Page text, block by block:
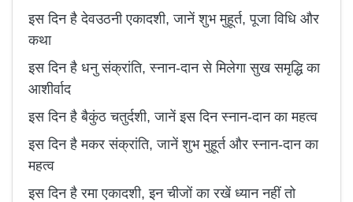
इस दिन है देवउठनी एकादशी, जानें शुभ मुहूर्त, पूजा विधि और
कथा
इस दिन है धनु संक्रांति, स्नान-दान से मिलेगा सुख समृद्धि का
आशीर्वाद
इस दिन है बैकुंठ चतुर्दशी, जानें इस दिन स्नान-दान का महत्व
इस दिन है मकर संक्रांति, जानें शुभ मुहूर्त और स्नान-दान का
महत्व
इस दिन है रमा एकादशी, इन चीजों का रखें ध्यान नहीं तो